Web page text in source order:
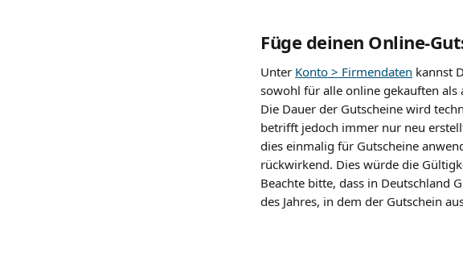
Füge deinen Online-
Unter Konto > Firmendaten kannst
sowohl für alle online gekauften als
Die Dauer der Gutscheine wird
betrifft jedoch immer nur neu
dies einmalig für Gutscheine
rückwirkend. Dies würde die
Beachte bitte, dass in Deutschland
des Jahres, in dem der Gutschein